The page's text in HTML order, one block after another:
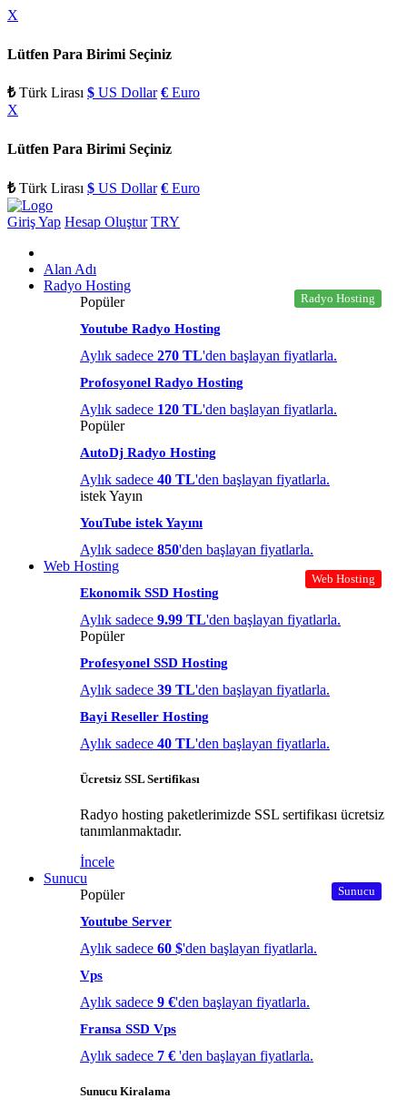
X
Lütfen Para Birimi Seçiniz
₺Türk Lirası $ US Dollar € Euro
X
Lütfen Para Birimi Seçiniz
₺Türk Lirası $ US Dollar € Euro
Giriş Yap Hesap Oluştur TRY
Alan Adı
Radyo Hosting
Radyo Hosting
Popüler
Youtube Radyo Hosting
Aylık sadece 270 TL'den başlayan fiyatlarla.
Profosyonel Radyo Hosting
Aylık sadece 120 TL'den başlayan fiyatlarla.
Popüler
AutoDj Radyo Hosting
Aylık sadece 40 TL'den başlayan fiyatlarla.
istek Yayın
YouTube istek Yayını
Aylık sadece 850'den başlayan fiyatlarla.
Web Hosting
Web Hosting
Ekonomik SSD Hosting
Aylık sadece 9.99 TL'den başlayan fiyatlarla.
Popüler
Profesyonel SSD Hosting
Aylık sadece 39 TL'den başlayan fiyatlarla.
Bayi Reseller Hosting
Aylık sadece 40 TL'den başlayan fiyatlarla.
Ücretsiz SSL Sertifikası
Radyo hosting paketlerimizde SSL sertifikası ücretsiz
tanımlanmaktadır.
İncele
Sunucu
Sunucu
Popüler
Youtube Server
Aylık sadece 60 $'den başlayan fiyatlarla.
Vps
Aylık sadece 9 €'den başlayan fiyatlarla.
Fransa SSD Vps
Aylık sadece 7 € 'den başlayan fiyatlarla.
Sunucu Kiralama